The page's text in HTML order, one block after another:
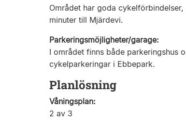
Området har goda
minuter till Mjärdevi.
Parkeringsmöjligheter/garage:
I området finns både parkeringshus
cykelparkeringar i Ebbepark.
Planlösning
Våningsplan:
2 av 3